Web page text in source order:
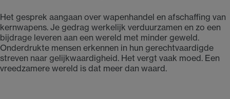
Het gesprek aangaan over wapenhandel en afschaffing van
kernwapens. Je gedrag werkelijk verduurzamen en zo een
bijdrage leveren aan een wereld met minder geweld.
Onderdrukte mensen erkennen in hun gerechtvaardigde
streven naar gelijkwaardigheid. Het vergt vaak moed. Een
vreedzamere wereld is dat meer dan waard.